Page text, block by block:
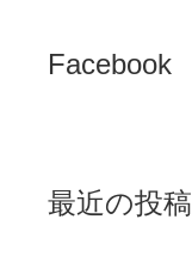
Facebook
最近の投稿